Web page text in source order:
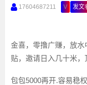
17604687211 V 发文
金喜，零撸广赚，放
贴，邀请日入几十米，
包包5000再开.容易稳